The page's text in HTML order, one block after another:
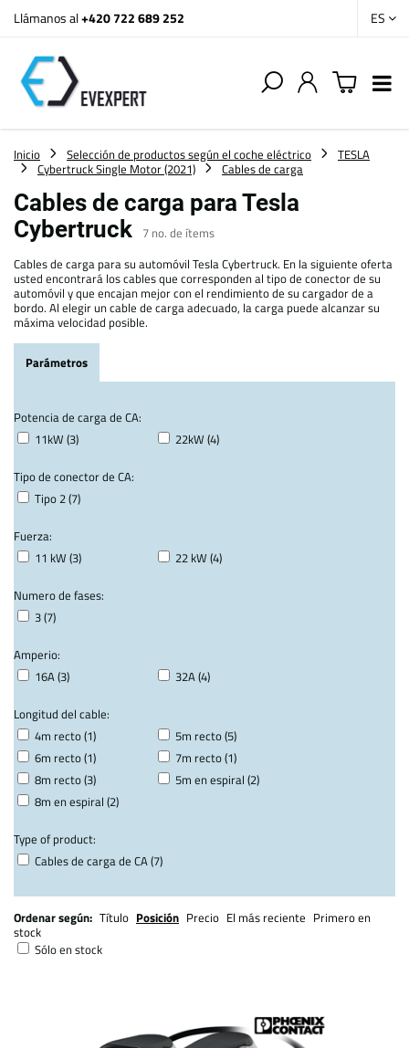
Llámanos al+420 722 689 252 ES
Inicio Selección de productos según el coche eléctrico
TESLA
Cybertruck Single Motor (2021)
Cables de carga
Cables de carga para Tesla
Cybertruck 7 no. de ítems
Cables de carga para su automóvil Tesla Cybertruck. En la siguiente oferta
usted encontrará los cables que corresponden al tipo de conector de su
automóvil y que encajan mejor con el rendimiento de su cargador de a
bordo. Al elegir un cable de carga adecuado, la carga puede alcanzar su
máxima velocidad posible.
Parámetros
Potencia de carga de CA:
11kW (3)
22kW (4)
Tipo de conector de CA:
Tipo 2 (7)
Fuerza:
11 kW (3)
22 kW (4)
Numero de fases:
3 (7)
Amperio:
16A (3)
32A (4)
Longitud del cable:
4m recto (1)
5m recto (5)
6m recto (1)
7m recto (1)
8m recto (3)
5m en espiral (2)
8m en espiral (2)
Type of product:
Cables de carga de CA (7)
Ordenar según: Título Posición Precio El más reciente Primero en
stock
Sólo en stock